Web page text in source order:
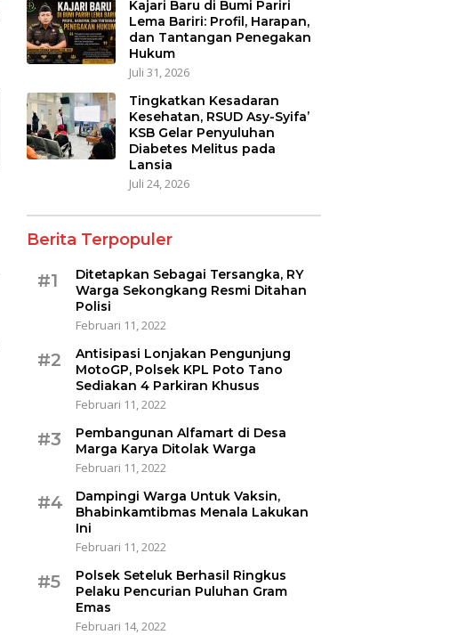
Kajari Baru di Bumi Pariri
Lema Bariri: Profil, Harapan,
dan Tantangan Penegakan
Hukum
Juli 31, 2026
Tingkatkan Kesadaran
Kesehatan, RSUD Asy-Syifa’
KSB Gelar Penyuluhan
Diabetes Melitus pada
Lansia
Juli 24, 2026
Berita Terpopuler
#1
Ditetapkan Sebagai Tersangka, RY
Warga Sekongkang Resmi Ditahan
Polisi
Februari 11, 2022
#2
Antisipasi Lonjakan Pengunjung
MotoGP, Polsek KPL Poto Tano
Sediakan 4 Parkiran Khusus
Februari 11, 2022
#3
Pembangunan Alfamart di Desa
Marga Karya Ditolak Warga
Februari 11, 2022
#4
Dampingi Warga Untuk Vaksin,
Bhabinkamtibmas Menala Lakukan
Ini
Februari 11, 2022
#5
Polsek Seteluk Berhasil Ringkus
Pelaku Pencurian Puluhan Gram
Emas
Februari 14, 2022